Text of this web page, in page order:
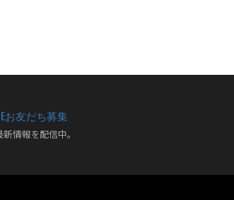
お友だち募集
情報を配信中。